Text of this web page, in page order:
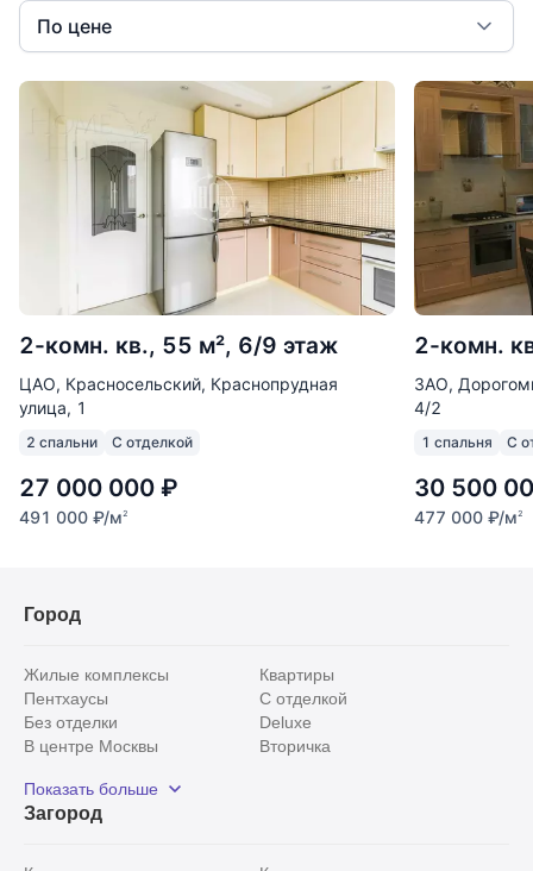
По цене
2-комн. кв., 55 м², 6/9 этаж
ЦАО, Красносельский, Краснопрудная
улица, 1
2 спальни С отделкой
27 000 000 ₽
491 000 ₽/м2
2-комн.
ЗАО,
4/2
1 спальня С
30 500
477 000 ₽/м2
Город
Жилые комплексы
Квартиры
Пентхаусы
С отделкой
Без отделки
Deluxe
В центре Москвы
Вторичка
Рядом с парком
С панорамными окнами
Показать больше
Загород